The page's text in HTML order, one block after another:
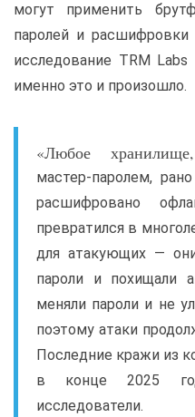
могут применить
паролей и
исследование TRM
именно это и произошло.
«Любое
мастер-паролем,
расшифровано
превратился в
для атакующих —
пароли и похищали
меняли пароли и не
поэтому атаки
Последние кражи из
в конце 2025
исследователи.